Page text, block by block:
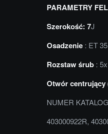
PARAMETRY
Szerokość: 7J
Osadzenie : ET 35
Rozstaw śrub :
Otwór centrujący
NUMER
403000922R,